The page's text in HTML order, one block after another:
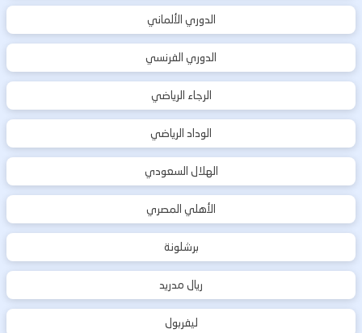
الدوري الألماني
الدوري الفرنسي
الرجاء الرياضي
الوداد الرياضي
الهلال السعودي
الأهلي المصري
برشلونة
ريال مدريد
ليفربول